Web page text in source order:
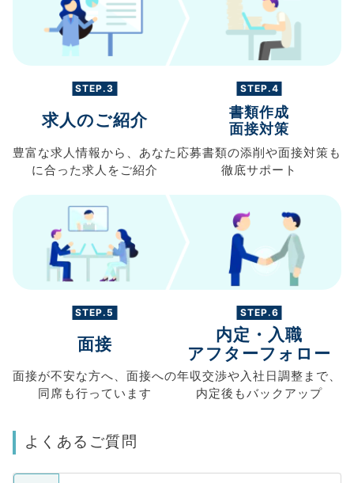
STEP.3
求人のご紹介
豊富な求人情報から、 あなた
に合った求人を ご紹介
STEP.4
書類作成
面接対策
応募書類の添削や面接対策も
徹底サポート
STEP.5
面接
面接が不安な方へ、 面接への
同席も行っています
STEP.6
内定・入職
アフターフォロー
年収交渉や入社日調整まで、
内定後もバックアップ
よくあるご質問